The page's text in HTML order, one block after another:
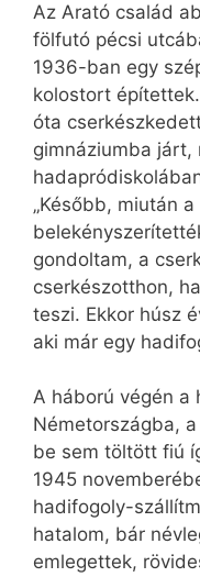
Az Arató család
fölfutó pécsi
1936-ban egy
kolostort
óta
gimnáziumba járt,
„Később, miután
gondoltam, a
cserkészotthon,
teszi. Ekkor húsz
aki már egy
A háború végén a
Németországba,
be sem töltött fiú
1945
hadifogoly-
hatalom, bár
emlegettek,